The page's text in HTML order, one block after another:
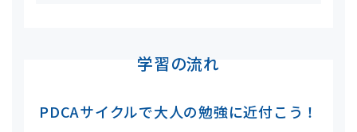
学習の流れ
PDCAサイクルで大人の勉強に近付こう！